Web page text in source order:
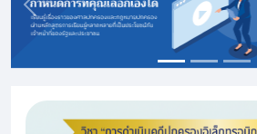
Previous